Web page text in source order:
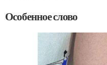
Особенное слово